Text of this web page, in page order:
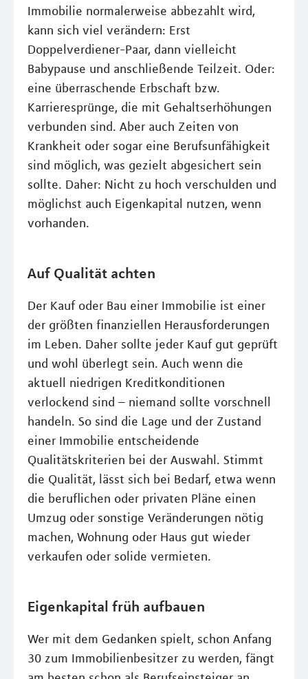
Immobilie normalerweise abbezahlt wird,
kann sich viel verändern: Erst
Doppelverdiener-Paar, dann vielleicht
Babypause und anschließende Teilzeit. Oder:
eine überraschende Erbschaft bzw.
Karrieresprünge, die mit Gehaltserhöhungen
verbunden sind. Aber auch Zeiten von
Krankheit oder sogar eine Berufsunfähigkeit
sind möglich, was gezielt abgesichert sein
sollte. Daher: Nicht zu hoch verschulden und
möglichst auch Eigenkapital nutzen, wenn
vorhanden.
Auf Qualität achten
Der Kauf oder Bau einer Immobilie ist einer
der größten finanziellen Herausforderungen
im Leben. Daher sollte jeder Kauf gut geprüft
und wohl überlegt sein. Auch wenn die
aktuell niedrigen Kreditkonditionen
verlockend sind – niemand sollte vorschnell
handeln. So sind die Lage und der Zustand
einer Immobilie entscheidende
Qualitätskriterien bei der Auswahl. Stimmt
die Qualität, lässt sich bei Bedarf, etwa wenn
die beruflichen oder privaten Pläne einen
Umzug oder sonstige Veränderungen nötig
machen, Wohnung oder Haus gut wieder
verkaufen oder solide vermieten.
Eigenkapital früh aufbauen
Wer mit dem Gedanken spielt, schon Anfang
30 zum Immobilienbesitzer zu werden, fängt